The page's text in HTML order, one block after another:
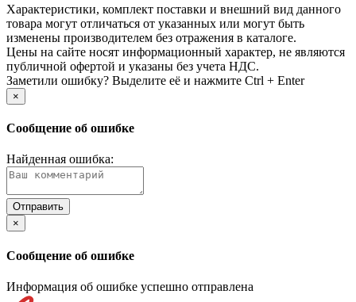
Xарактеристики, комплект поставки и внешний вид данного
товара могут отличаться от указанных или могут быть
изменены производителем без отражения в каталоге.
Цены на сайте носят информационный характер, не являются
публичной офертой и указаны без учета НДС.
Заметили ошибку? Выделите её и нажмите Ctrl + Enter
×
Сообщение об ошибке
Найденная ошибка:
×
Сообщение об ошибке
Информация об ошибке успешно отправлена